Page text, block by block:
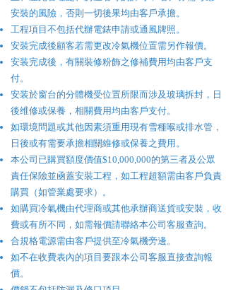
安裝的風險，否則一切後果均由客戶承擔。
工程項目不包括代辦電錶申請或通風牌照。
安裝完成後顧客若需更改冷氣機位置需另作報價。
安装完成後，有關裝修粉飾之修補費用均由客戶支
付。
安装於窗台的分體機受位置所限而涉及玻璃拆封，日
後维修或保養，相關費用均由客戶支付。
如環境問題或其他因素須重用現有雪種喉或排水管，
日後或有需要承擔相關維修或保養之費用。
本公司已購買額度價值$10,000,000的第三者及公眾
責任保險並凾蓋安裝工程，如工程超額需由客戶負責
購買（如管業處要求）。
如購買冷氣機由代理商或其他承辦商送貨或安裝，收
費或有所不同，如需報價請聯絡本公司客服查詢。
合規格電源需由客戶提供至冷氣機旁邊。
如不在收費表內的項目要跟本公司客服直接查詢報
價。